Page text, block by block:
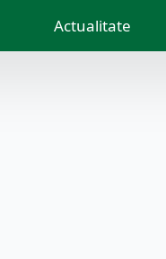
Actualitate